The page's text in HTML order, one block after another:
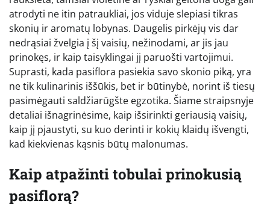
atrodyti ne itin patraukliai, jos viduje slepiasi tikras
skonių ir aromatų lobynas. Daugelis pirkėjų vis dar
nedrąsiai žvelgia į šį vaisių, nežinodami, ar jis jau
prinokęs, ir kaip taisyklingai jį paruošti vartojimui.
Suprasti, kada pasiflora pasiekia savo skonio piką, yra
ne tik kulinarinis iššūkis, bet ir būtinybė, norint iš tiesų
pasimėgauti saldžiarūgšte egzotika. Šiame straipsnyje
detaliai išnagrinėsime, kaip išsirinkti geriausią vaisių,
kaip jį pjaustyti, su kuo derinti ir kokių klaidų išvengti,
kad kiekvienas kąsnis būtų malonumas.
Kaip atpažinti tobulai prinokusią
pasiflorą?